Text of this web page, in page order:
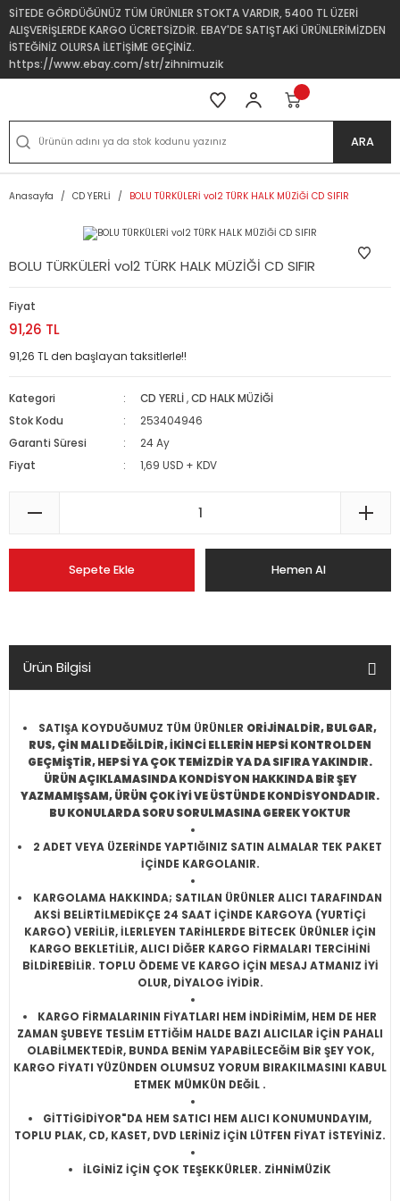
SİTEDE GÖRDÜĞÜNÜZ TÜM ÜRÜNLER STOKTA VARDIR, 5400 TL ÜZERİ
ALIŞVERİŞLERDE KARGO ÜCRETSİZDİR. EBAY'DE SATIŞTAKİ ÜRÜNLERİMİZDEN
İSTEĞİNİZ OLURSA İLETİŞİME GEÇİNİZ.
https://www.ebay.com/str/zihnimuzik
ARA
Anasayfa CD YERLİ BOLU TÜRKÜLERİ vol2 TÜRK HALK MÜZİĞİ CD SIFIR
BOLU TÜRKÜLERİ vol2 TÜRK HALK MÜZİĞİ CD SIFIR
Fiyat
91,26 TL
91,26 TL den başlayan taksitlerle!!
Kategori CD YERLİ ,CD HALK MÜZİĞİ
Stok Kodu
253404946
Garanti Süresi
24 Ay
Fiyat
1,69 USD + KDV
Sepete Ekle Hemen Al
Ürün Bilgisi
SATIŞA KOYDUĞUMUZ TÜM ÜRÜNLER ORİJİNALDİR, BULGAR,
RUS, ÇİN MALI DEĞİLDİR, İKİNCİ ELLERİN HEPSİ KONTROLDEN
GEÇMİŞTİR, HEPSİ YA ÇOK TEMİZDİR YA DA SIFIRA YAKINDIR.
ÜRÜN AÇIKLAMASINDA KONDİSYON HAKKINDA BİR ŞEY
YAZMAMIŞSAM, ÜRÜN ÇOK İYİ VE ÜSTÜNDE KONDİSYONDADIR.
BU KONULARDA SORU SORULMASINA GEREK YOKTUR
2 ADET VEYA ÜZERİNDE YAPTIĞINIZ SATIN ALMALAR TEK PAKET
İÇİNDE KARGOLANIR.
KARGOLAMA HAKKINDA; SATILAN ÜRÜNLER ALICI TARAFINDAN
AKSİ BELİRTİLMEDİKÇE 24 SAAT İÇİNDE KARGOYA (YURTİÇİ
KARGO) VERİLİR, İLERLEYEN TARİHLERDE BİTECEK ÜRÜNLER İÇİN
KARGO BEKLETİLİR, ALICI DİĞER KARGO FİRMALARI TERCİHİNİ
BİLDİREBİLİR. TOPLU ÖDEME VE KARGO İÇİN MESAJ ATMANIZ İYİ
OLUR, DİYALOG İYİDİR.
KARGO FİRMALARININ FİYATLARI HEM İNDİRİMİM, HEM DE HER
ZAMAN ŞUBEYE TESLİM ETTİĞİM HALDE BAZI ALICILAR İÇİN PAHALI
OLABİLMEKTEDİR, BUNDA BENİM YAPABİLECEĞİM BİR ŞEY YOK,
KARGO FİYATI YÜZÜNDEN OLUMSUZ YORUM BIRAKILMASINI KABUL
ETMEK MÜMKÜN DEĞİL .
GİTTİGİDİYOR"DA HEM SATICI HEM ALICI KONUMUNDAYIM,
TOPLU PLAK, CD, KASET, DVD LERİNİZ İÇİN LÜTFEN FİYAT İSTEYİNİZ.
İLGİNİZ İÇİN ÇOK TEŞEKKÜRLER. ZİHNİMÜZİK